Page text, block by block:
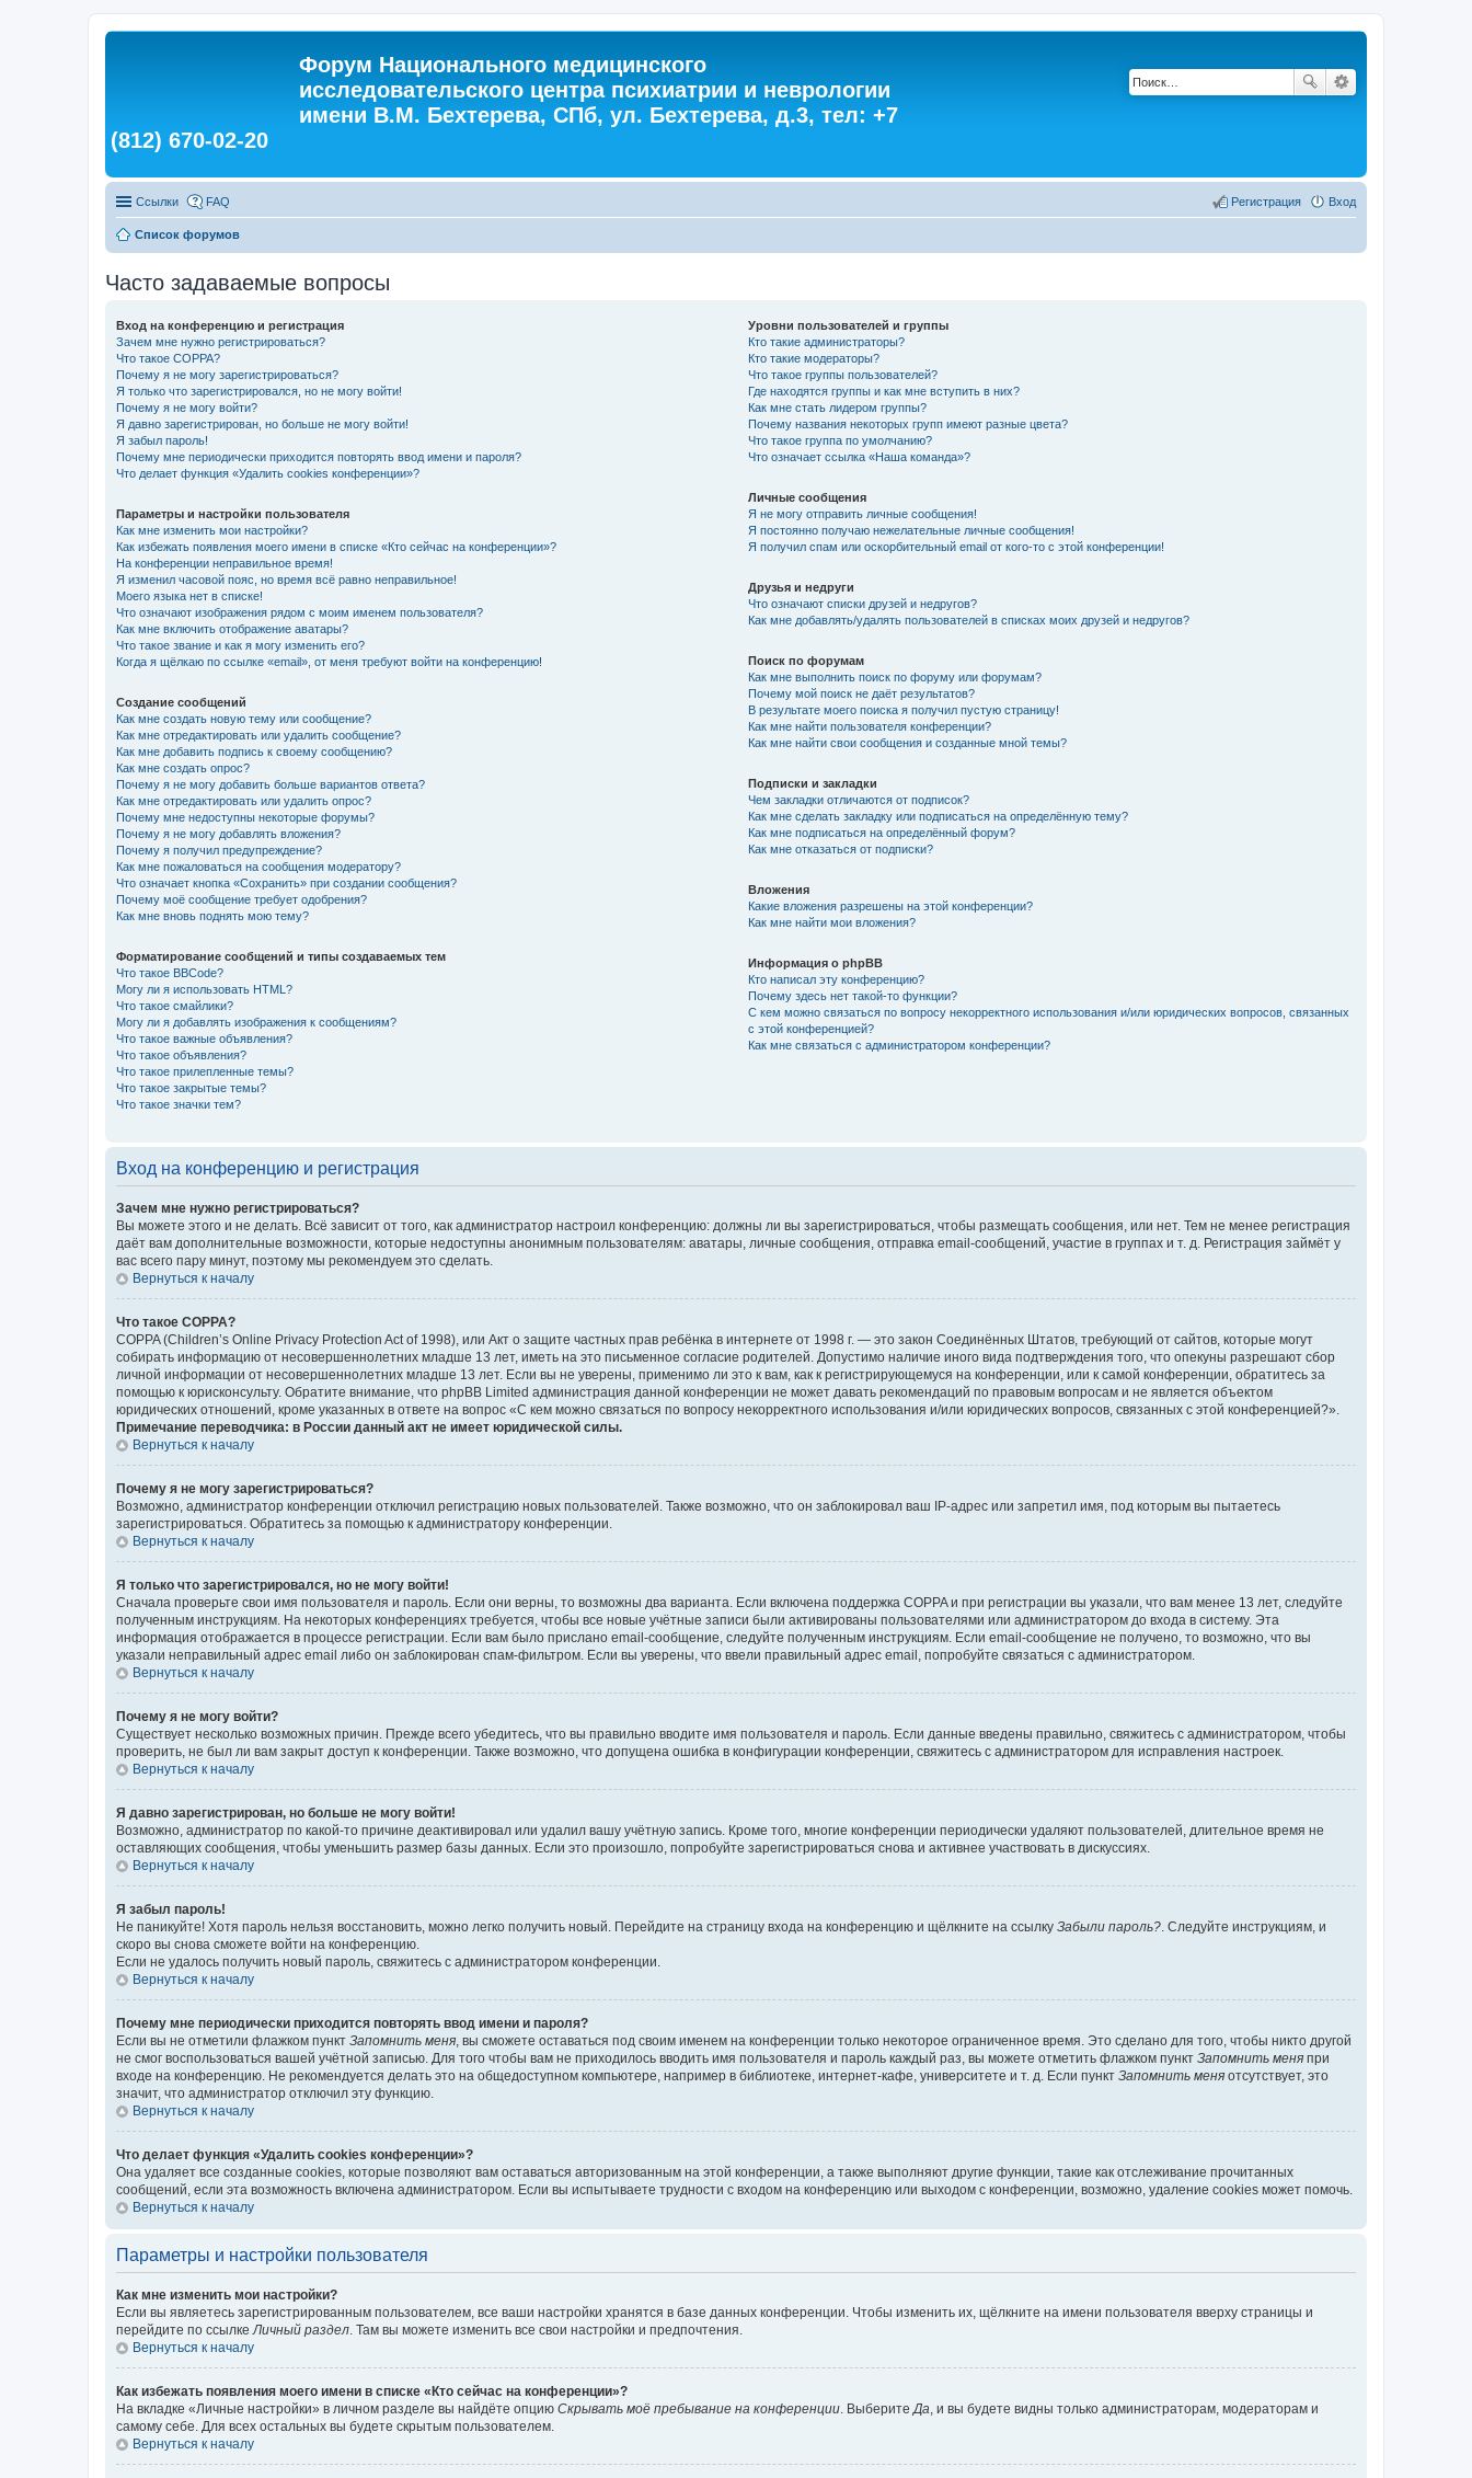
Форум Национального медицинского
исследовательского центра психиатрии и неврологии
имени В.М. Бехтерева, СПб, ул. Бехтерева, д.3, тел: +7
(812) 670-02-20
Ссылки FAQ Вход
Регистрация
Список форумов
Часто задаваемые вопросы
Вход на конференцию и регистрация
Зачем мне нужно регистрироваться?
Что такое COPPA?
Почему я не могу зарегистрироваться?
Я только что зарегистрировался, но не могу войти!
Почему я не могу войти?
Я давно зарегистрирован, но больше не могу войти!
Я забыл пароль!
Почему мне периодически приходится повторять ввод имени и пароля?
Что делает функция «Удалить cookies конференции»?
Параметры и настройки пользователя
Как мне изменить мои настройки?
Как избежать появления моего имени в списке «Кто сейчас на конференции»?
На конференции неправильное время!
Я изменил часовой пояс, но время всё равно неправильное!
Моего языка нет в списке!
Что означают изображения рядом с моим именем пользователя?
Как мне включить отображение аватары?
Что такое звание и как я могу изменить его?
Когда я щёлкаю по ссылке «email», от меня требуют войти на конференцию!
Создание сообщений
Как мне создать новую тему или сообщение?
Как мне отредактировать или удалить сообщение?
Как мне добавить подпись к своему сообщению?
Как мне создать опрос?
Почему я не могу добавить больше вариантов ответа?
Как мне отредактировать или удалить опрос?
Почему мне недоступны некоторые форумы?
Почему я не могу добавлять вложения?
Почему я получил предупреждение?
Как мне пожаловаться на сообщения модератору?
Что означает кнопка «Сохранить» при создании сообщения?
Почему моё сообщение требует одобрения?
Как мне вновь поднять мою тему?
Форматирование сообщений и типы создаваемых тем
Что такое BBCode?
Могу ли я использовать HTML?
Что такое смайлики?
Могу ли я добавлять изображения к сообщениям?
Что такое важные объявления?
Что такое объявления?
Что такое прилепленные темы?
Что такое закрытые темы?
Что такое значки тем?
Уровни пользователей и группы
Кто такие администраторы?
Кто такие модераторы?
Что такое группы пользователей?
Где находятся группы и как мне вступить в них?
Как мне стать лидером группы?
Почему названия некоторых групп имеют разные цвета?
Что такое группа по умолчанию?
Что означает ссылка «Наша команда»?
Личные сообщения
Я не могу отправить личные сообщения!
Я постоянно получаю нежелательные личные сообщения!
Я получил спам или оскорбительный email от кого-то с этой конференции!
Друзья и недруги
Что означают списки друзей и недругов?
Как мне добавлять/удалять пользователей в списках моих друзей и недругов?
Поиск по форумам
Как мне выполнить поиск по форуму или форумам?
Почему мой поиск не даёт результатов?
В результате моего поиска я получил пустую страницу!
Как мне найти пользователя конференции?
Как мне найти свои сообщения и созданные мной темы?
Подписки и закладки
Чем закладки отличаются от подписок?
Как мне сделать закладку или подписаться на определённую тему?
Как мне подписаться на определённый форум?
Как мне отказаться от подписки?
Вложения
Какие вложения разрешены на этой конференции?
Как мне найти мои вложения?
Информация о phpBB
Кто написал эту конференцию?
Почему здесь нет такой-то функции?
С кем можно связаться по вопросу некорректного использования и/или юридических вопросов, связанных
с этой конференцией?
Как мне связаться с администратором конференции?
Вход на конференцию и регистрация
Зачем мне нужно регистрироваться?
Вы можете этого и не делать. Всё зависит от того, как администратор настроил конференцию: должны ли вы зарегистрироваться, чтобы размещать сообщения, или нет. Тем не менее регистрация
даёт вам дополнительные возможности, которые недоступны анонимным пользователям: аватары, личные сообщения, отправка email-сообщений, участие в группах и т. д. Регистрация займёт у
вас всего пару минут, поэтому мы рекомендуем это сделать.
Вернуться к началу
Что такое COPPA?
COPPA (Children’s Online Privacy Protection Act of 1998), или Акт о защите частных прав ребёнка в интернете от 1998 г. — это закон Соединённых Штатов, требующий от сайтов, которые могут
собирать информацию от несовершеннолетних младше 13 лет, иметь на это письменное согласие родителей. Допустимо наличие иного вида подтверждения того, что опекуны разрешают сбор
личной информации от несовершеннолетних младше 13 лет. Если вы не уверены, применимо ли это к вам, как к регистрирующемуся на конференции, или к самой конференции, обратитесь за
помощью к юрисконсульту. Обратите внимание, что phpBB Limited администрация данной конференции не может давать рекомендаций по правовым вопросам и не является объектом
юридических отношений, кроме указанных в ответе на вопрос «С кем можно связаться по вопросу некорректного использования и/или юридических вопросов, связанных с этой конференцией?».
Примечание переводчика: в России данный акт не имеет юридической силы.
Вернуться к началу
Почему я не могу зарегистрироваться?
Возможно, администратор конференции отключил регистрацию новых пользователей. Также возможно, что он заблокировал ваш IP-адрес или запретил имя, под которым вы пытаетесь
зарегистрироваться. Обратитесь за помощью к администратору конференции.
Вернуться к началу
Я только что зарегистрировался, но не могу войти!
Сначала проверьте свои имя пользователя и пароль. Если они верны, то возможны два варианта. Если включена поддержка COPPA и при регистрации вы указали, что вам менее 13 лет, следуйте
полученным инструкциям. На некоторых конференциях требуется, чтобы все новые учётные записи были активированы пользователями или администратором до входа в систему. Эта
информация отображается в процессе регистрации. Если вам было прислано email-сообщение, следуйте полученным инструкциям. Если email-сообщение не получено, то возможно, что вы
указали неправильный адрес email либо он заблокирован спам-фильтром. Если вы уверены, что ввели правильный адрес email, попробуйте связаться с администратором.
Вернуться к началу
Почему я не могу войти?
Существует несколько возможных причин. Прежде всего убедитесь, что вы правильно вводите имя пользователя и пароль. Если данные введены правильно, свяжитесь с администратором, чтобы
проверить, не был ли вам закрыт доступ к конференции. Также возможно, что допущена ошибка в конфигурации конференции, свяжитесь с администратором для исправления настроек.
Вернуться к началу
Я давно зарегистрирован, но больше не могу войти!
Возможно, администратор по какой-то причине деактивировал или удалил вашу учётную запись. Кроме того, многие конференции периодически удаляют пользователей, длительное время не
оставляющих сообщения, чтобы уменьшить размер базы данных. Если это произошло, попробуйте зарегистрироваться снова и активнее участвовать в дискуссиях.
Вернуться к началу
Я забыл пароль!
Не паникуйте! Хотя пароль нельзя восстановить, можно легко получить новый. Перейдите на страницу входа на конференцию и щёлкните на ссылку Забыли пароль? . Следуйте инструкциям, и
скоро вы снова сможете войти на конференцию.
Если не удалось получить новый пароль, свяжитесь с администратором конференции.
Вернуться к началу
Почему мне периодически приходится повторять ввод имени и пароля?
Если вы не отметили флажком пункт Запомнить меня , вы сможете оставаться под своим именем на конференции только некоторое ограниченное время. Это сделано для того, чтобы никто другой
не смог воспользоваться вашей учётной записью. Для того чтобы вам не приходилось вводить имя пользователя и пароль каждый раз, вы можете отметить флажком пункт Запомнить меня при
входе на конференцию. Не рекомендуется делать это на общедоступном компьютере, например в библиотеке, интернет-кафе, университете и т. д. Если пункт Запомнить меня отсутствует, это
значит, что администратор отключил эту функцию.
Вернуться к началу
Что делает функция «Удалить cookies конференции»?
Она удаляет все созданные cookies, которые позволяют вам оставаться авторизованным на этой конференции, а также выполняют другие функции, такие как отслеживание прочитанных
сообщений, если эта возможность включена администратором. Если вы испытываете трудности с входом на конференцию или выходом с конференции, возможно, удаление cookies может помочь.
Вернуться к началу
Параметры и настройки пользователя
Как мне изменить мои настройки?
Если вы являетесь зарегистрированным пользователем, все ваши настройки хранятся в базе данных конференции. Чтобы изменить их, щёлкните на имени пользователя вверху страницы и
перейдите по ссылке Личный раздел . Там вы можете изменить все свои настройки и предпочтения.
Вернуться к началу
Как избежать появления моего имени в списке «Кто сейчас на конференции»?
На вкладке «Личные настройки» в личном разделе вы найдёте опцию Скрывать моё пребывание на конференции . Выберите Да , и вы будете видны только администраторам, модераторам и
самому себе. Для всех остальных вы будете скрытым пользователем.
Вернуться к началу